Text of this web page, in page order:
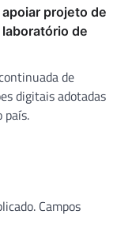
apoiar projeto de
de
de
digitais adotadas
país.
Campos